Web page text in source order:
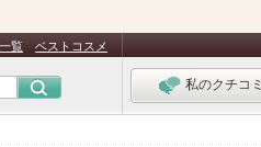
覧 ベストコスメ
私のクチコミ